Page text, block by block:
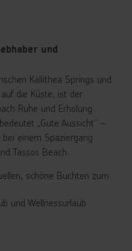
und
Kallithea Springs und
die Küste, ist der
Ruhe und Erholung
„Gute Aussicht“ –
einem Spaziergang
Tassos Beach.
schöne Buchten zum
und Wellnessurlaub